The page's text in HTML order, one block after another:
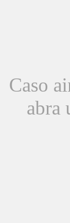
Caso
abra